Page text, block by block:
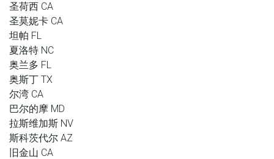
圣荷西 CA
圣莫妮卡 CA
坦帕 FL
夏洛特 NC
奥兰多 FL
奥斯丁 TX
尔湾 CA
巴尔的摩 MD
拉斯维加斯 NV
斯科茨代尔 AZ
旧金山 CA